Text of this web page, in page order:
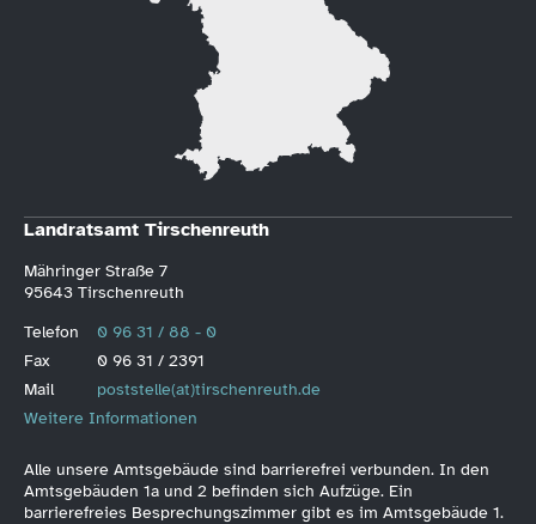
Landratsamt Tirschenreuth
Mähringer Straße 7
95643 Tirschenreuth
Telefon
0 96 31 / 88 - 0
Fax
0 96 31 / 2391
Mail
poststelle(at)tirschenreuth.de
Weitere Informationen
Alle unsere Amtsgebäude sind barrierefrei verbunden. In den
Amtsgebäuden 1a und 2 befinden sich Aufzüge. Ein
barrierefreies Besprechungszimmer gibt es im Amtsgebäude 1.